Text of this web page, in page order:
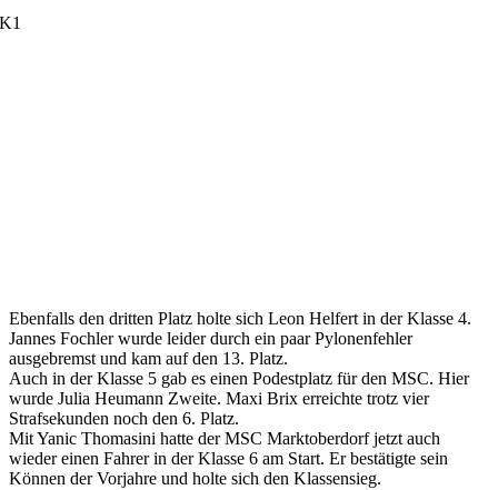
Ebenfalls den dritten Platz holte sich Leon Helfert in der Klasse 4.
Jannes Fochler wurde leider durch ein paar Pylonenfehler
ausgebremst und kam auf den 13. Platz.
Auch in der Klasse 5 gab es einen Podestplatz für den MSC. Hier
wurde Julia Heumann Zweite. Maxi Brix erreichte trotz vier
Strafsekunden noch den 6. Platz.
Mit Yanic Thomasini hatte der MSC Marktoberdorf jetzt auch
wieder einen Fahrer in der Klasse 6 am Start. Er bestätigte sein
Können der Vorjahre und holte sich den Klassensieg.